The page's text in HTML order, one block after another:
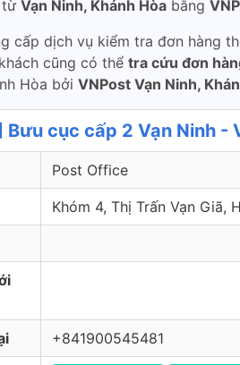
từ Vạn Ninh, Khánh Hòa bằng
cấp dịch vụ kiểm tra đơn hàng
cũng có thể tra cứu đơn
Hòa bởi VNPost Vạn Ninh,
cục cấp 2 Vạn Ninh -
Post Office
Khóm 4, Thị Trấn Vạn Giã,
+841900545481